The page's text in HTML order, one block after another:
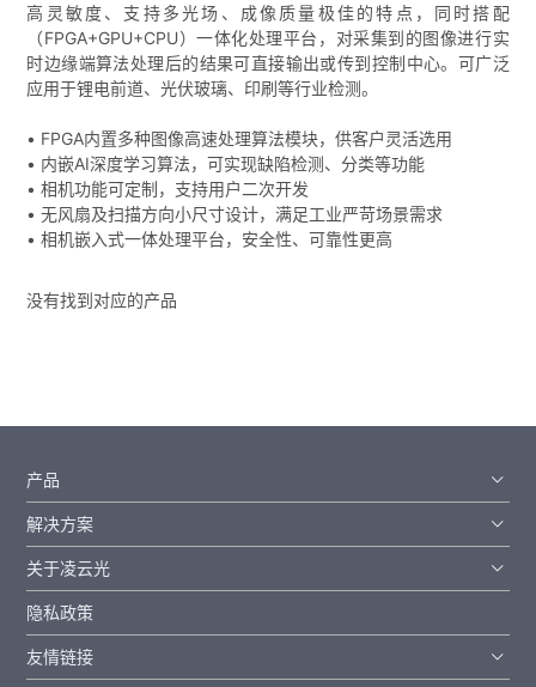
高灵敏度、支持多光场、成像质量极佳的特点，同时搭配
（FPGA+GPU+CPU）一体化处理平台，对采集到的图像进行实
时边缘端算法处理后的结果可直接输出或传到控制中心。可广泛
应用于锂电前道、光伏玻璃、印刷等行业检测。
• FPGA内置多种图像高速处理算法模块，供客户灵活选用
• 内嵌AI深度学习算法，可实现缺陷检测、分类等功能
• 相机功能可定制，支持用户二次开发
• 无风扇及扫描方向小尺寸设计，满足工业严苛场景需求
• 相机嵌入式一体处理平台，安全性、可靠性更高
没有找到对应的产品
产品
解决方案
关于凌云光
隐私政策
友情链接